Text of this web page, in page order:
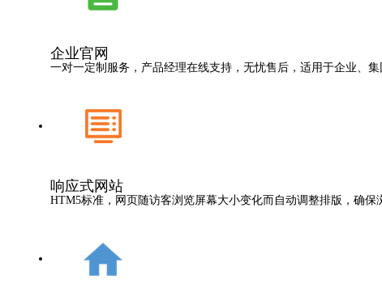
企业官网
一对一定制服务，产品经理在线支持，无忧售后，适用于企业、集
响应式网站
HTM5标准，网页随访客浏览屏幕大小变化而自动调整排版，确保